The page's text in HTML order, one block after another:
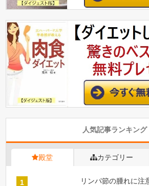
人気記事ランキング
殿堂 カテゴリー
リンパ節の腫れに注